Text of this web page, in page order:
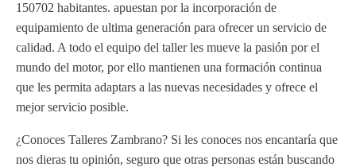
150702 habitantes. apuestan por la incorporación de
equipamiento de ultima generación para ofrecer un servicio de
calidad. A todo el equipo del taller les mueve la pasión por el
mundo del motor, por ello mantienen una formación continua
que les permita adaptars a las nuevas necesidades y ofrece el
mejor servicio posible.
¿Conoces Talleres Zambrano? Si les conoces nos encantaría que
nos dieras tu opinión, seguro que otras personas están buscando